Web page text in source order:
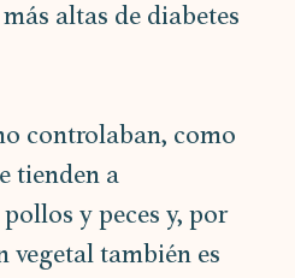
altas de diabetes
controlaban, como
tienden a
y peces y, por
vegetal también es